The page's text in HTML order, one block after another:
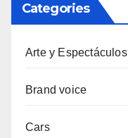
Categories
Arte y Espectáculos
Brand voice
Cars